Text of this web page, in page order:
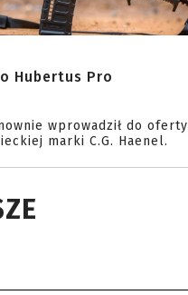
Hubertus Pro
wprowadził do oferty
marki C.G. Haenel.